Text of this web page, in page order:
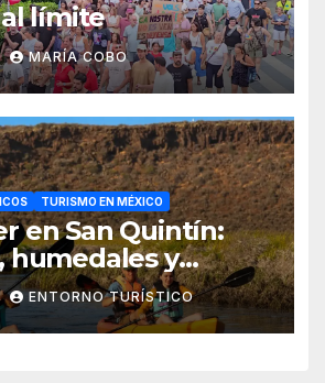
límite
MARÍA COBO
TURISMO EN MÉXICO
en San Quintín:
humedales y
mar
ENTORNO TURÍSTICO